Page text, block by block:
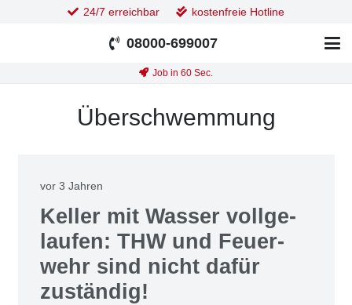
24/7 erreichbar kostenfreie Hotline
08000-699007
Job in 60 Sec.
Überschwemmung
vor 3 Jahren
Kel­ler mit Was­ser voll­ge­
lau­fen: THW und Feu­er­
wehr sind nicht dafür
zustän­dig!